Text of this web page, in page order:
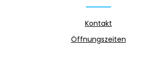
Kontakt
Öffnungszeiten